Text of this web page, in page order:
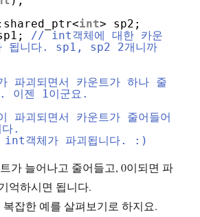
int> sp2;
// int객체에 대한 카운
됩니다. sp1, sp2 2개니까
파괴되면서 카운트가 하나 줄
. 이젠 1이군요.
괴되면서 카운트가 줄어들어
.
객체가 파괴됩니다. :)
가 늘어나고 줄어들고, 0이되면 파
억하시면 됩니다.
잡한 예를 살펴보기로 하지요.